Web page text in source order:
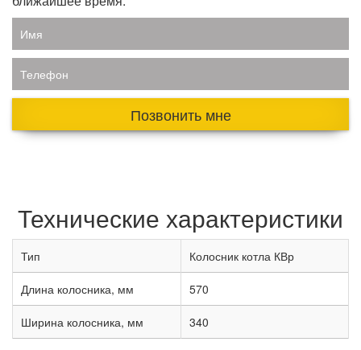
Имя
Телефон
Позвонить мне
Технические характеристики
Тип Колосник котла КВр
Длина колосника, мм 570
Ширина колосника, мм 340